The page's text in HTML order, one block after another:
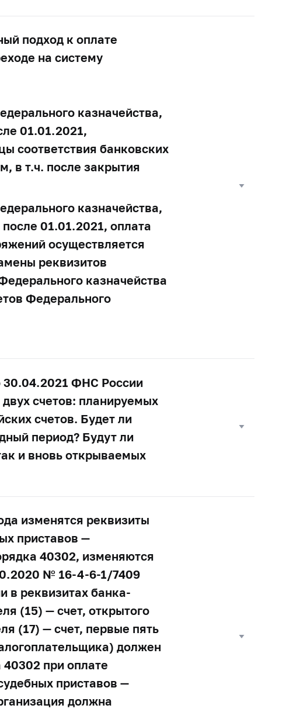
подход к оплате
на систему
казначейства,
01.01.2021,
соответствия банковских
в т.ч. после закрытия
казначейства,
01.01.2021, оплата
осуществляется
реквизитов
казначейства
Федерального
30.04.2021 ФНС России
счетов: планируемых
счетов. Будет ли
период? Будут ли
и вновь открываемых
изменятся реквизиты
приставов —
40302, изменяются
№ 16-4-6-1/7409
в реквизитах банка-
(15) — счет, открытого
(17) — счет, первые пять
должен
при оплате
приставов —
должна